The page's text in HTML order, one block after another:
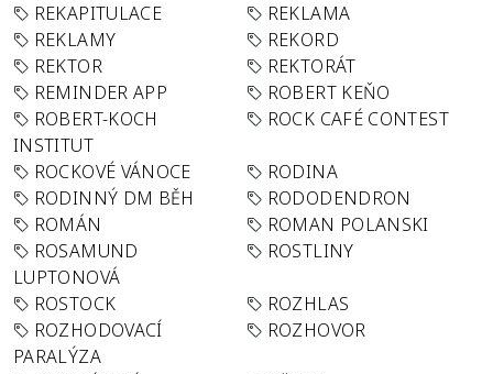
REKAPITULACE
REKLAMA
REKLAMY
REKORD
REKTOR
REKTORÁT
REMINDER APP
ROBERT KEŇO
ROBERT-KOCH
INSTITUT
ROCK CAFÉ CONTEST
ROCKOVÉ VÁNOCE
RODINA
RODINNÝ DM BĚH
RODODENDRON
ROMÁN
ROMAN POLANSKI
ROSAMUND
LUPTONOVÁ
ROSTLINY
ROSTOCK
ROZHLAS
ROZHODOVACÍ
PARALÝZA
ROZHOVOR